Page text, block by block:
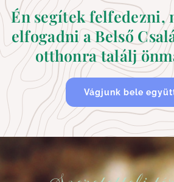
Én segítek felfedezni,
elfogadni a Belső
otthonra találj
Vágjunk bele